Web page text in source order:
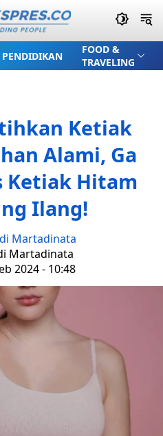
PENDIDIKAN
FOOD &
TRAVELING
Ketiak
Alami, Ga
Ketiak Hitam
Ilang!
Martadinata
Martadinata
2024 - 10:48